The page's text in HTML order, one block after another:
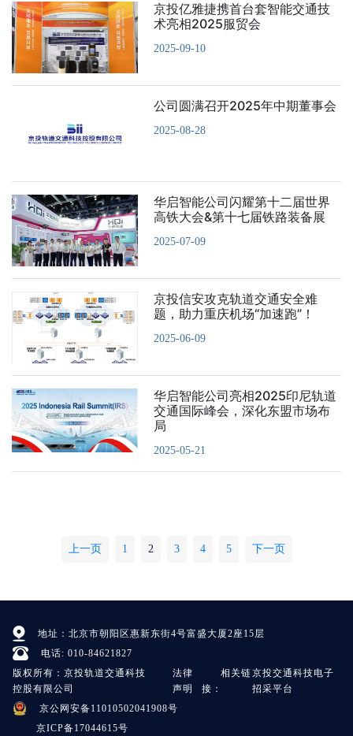
京投亿雅捷携首台套智能交通技
术亮相2025服贸会
2025-09-10
公司圆满召开2025年中期董事会
2025-08-28
华启智能公司闪耀第十二届世界
高铁大会&第十七届铁路装备展
2025-07-09
京投信安攻克轨道交通安全难
题，助力重庆机场“加速跑”！
2025-06-09
华启智能公司亮相2025印尼轨道
交通国际峰会，深化东盟市场布
局
2025-05-21
上一页 1 2 3 4 5 下一页
地址：北京市朝阳区惠新东街4号富盛大厦2座15层
电话: 010-84621827
版权所有：京投轨道交通科技
控股有限公司
法律
声明
相关链
接：
京投交通科技电子
招采平台
京公网安备11010502041908号
京ICP备17044615号